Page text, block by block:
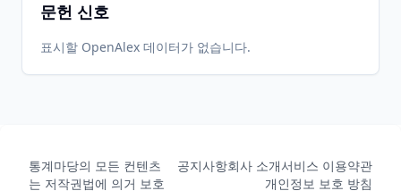
문헌 신호
표시할 OpenAlex 데이터가 없습니다.
통계마당의 모든 컨텐츠
는 저작권법에 의거 보호
공지사항회사 소개서비스 이용약관
개인정보 보호 방침